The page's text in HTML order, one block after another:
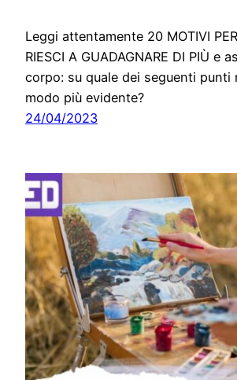
Leggi attentamente 20 MOTIVI
RIESCI A GUADAGNARE DI PIÙ e
corpo: su quale dei seguenti punti
modo più evidente?
24/04/2023